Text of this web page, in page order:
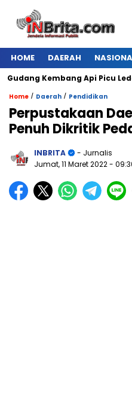
HOME DAERAH
Kembang Api Picu
Home / Daerah / Pendidikan
Perpustakaan
Penuh Dikritik
INBRITA
- Jurnalis
Jumat, 11 Maret 2022-